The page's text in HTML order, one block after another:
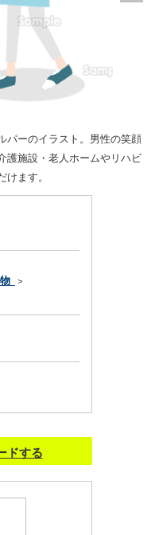
パーのイラスト。男性の笑顔
護施設・老人ホームやリハビ
けます。
ドする